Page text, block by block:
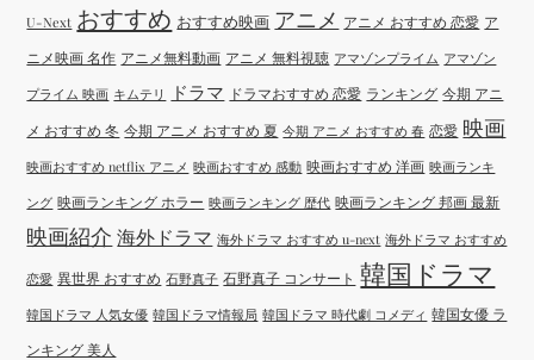
U-Next おすすめ おすすめ映画 アニメ アニメ おすすめ 恋愛 ア
ニメ映画 名作 アニメ無料動画 アニメ 無料視聴 アマゾンプライム アマゾン
プライム 映画 キムテリ ドラマ ドラマおすすめ 恋愛 ランキング 今期 アニ
メ おすすめ 冬 今期 アニメ おすすめ 夏 今期 アニメ おすすめ 春 恋愛 映画
映画おすすめ netflix アニメ 映画おすすめ 感動 映画おすすめ 洋画 映画ランキ
ング 映画ランキング ホラー 映画ランキング 歴代 映画ランキング 邦画 最新
映画紹介 海外ドラマ 海外ドラマ おすすめ u-next 海外ドラマ おすすめ
恋愛 異世界 おすすめ 石野真子 石野真子 コンサート 韓国ドラマ
韓国ドラマ 人気女優 韓国ドラマ情報局 韓国ドラマ 時代劇 コメディ 韓国女優 ラ
ンキング 美人